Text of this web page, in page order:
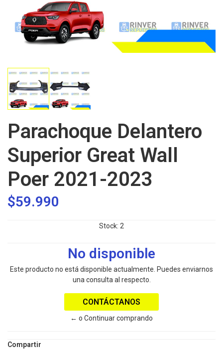
Parachoque Delantero
Superior Great Wall
Poer 2021-2023
$59.990
Stock: 2
No disponible
Este producto no está disponible actualmente. Puedes enviarnos
una consulta al respecto.
CONTÁCTANOS
← o Continuar comprando
Compartir